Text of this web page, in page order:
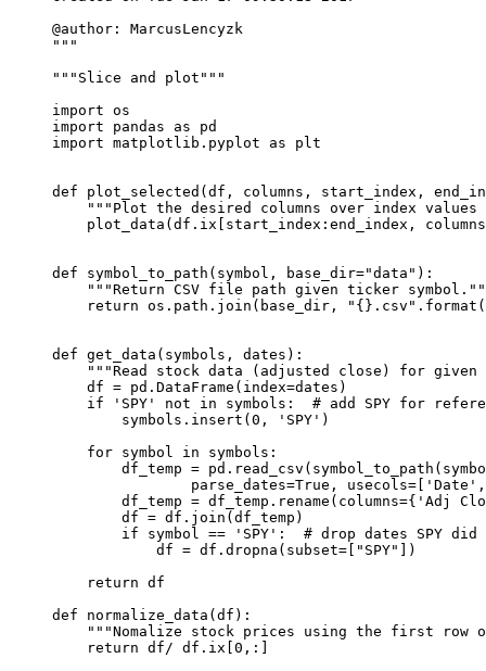
@author: MarcusLencyzk
"""
"""Slice and plot"""
import os
import pandas as pd
import matplotlib.pyplot as plt
def plot_selected(df, columns, start_index,
"""Plot the desired columns over index values
plot_data(df.ix[start_index:end_index,
def symbol_to_path(symbol, base_dir="data"):
"""Return CSV file path given ticker
return os.path.join(base_dir,
def get_data(symbols, dates):
"""Read stock data (adjusted close) for given
    df = pd.DataFrame(index=dates)
if 'SPY' not in symbols:  # add SPY for
        symbols.insert(0, 'SPY')
    for symbol in symbols:
df_temp =
parse_dates=True,
df_temp = df_temp.rename(columns={'Adj
        df = df.join(df_temp)
if symbol == 'SPY':  # drop dates SPY did
            df = df.dropna(subset=["SPY"])
    return df
def normalize_data(df):
"""Nomalize stock prices using the first row
    return df/ df.ix[0,:]